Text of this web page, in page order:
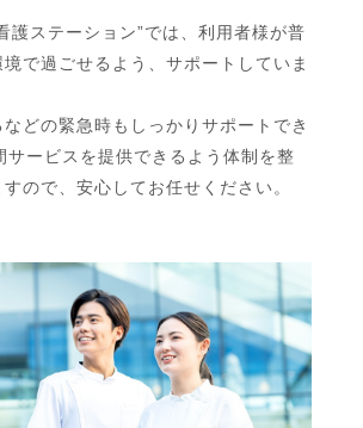
護ステーション”では、利用者様が普
で過ごせるよう、サポートしていま
どの緊急時もしっかりサポートでき
サービスを提供できるよう体制を整
ので、安心してお任せください。